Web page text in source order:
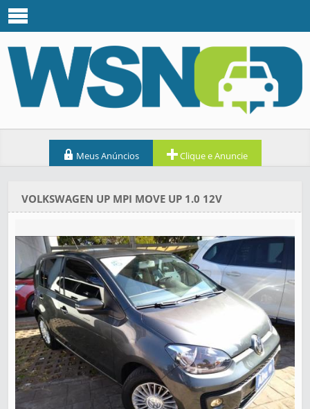
Meus Anúncios Clique e Anuncie
VOLKSWAGEN UP MPI MOVE UP 1.0 12V